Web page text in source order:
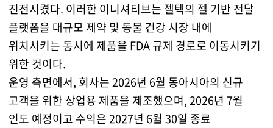
진전시켰다. 이러한 이니셔티브는 젤텍의 젤 기반 전달
플랫폼을 대규모 제약 및 동물 건강 시장 내에
위치시키는 동시에 제품을 FDA 규제 경로로 이동시키기
위한 것이다.
운영 측면에서, 회사는 2026년 6월 동아시아의 신규
고객을 위한 상업용 제품을 제조했으며, 2026년 7월
인도 예정이고 수익은 2027년 6월 30일 종료